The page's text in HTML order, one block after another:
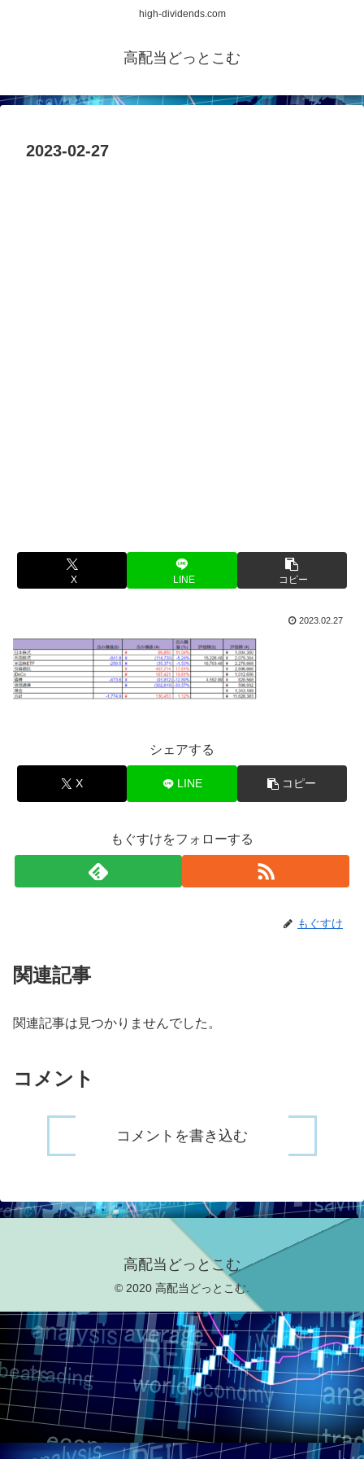
high-dividends.com
高配当どっとこむ
2023-02-27
X LINE コピー
2023.02.27
シェアする
X LINE コピー
もぐすけをフォローする
もぐすけ
関連記事
関連記事は見つかりませんでした。
コメント
コメントを書き込む
高配当どっとこむ
© 2020 高配当どっとこむ.